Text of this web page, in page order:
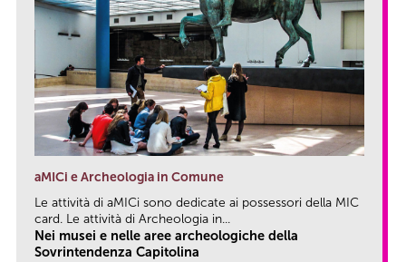
aMICi e Archeologia in Comune
Le attività di aMICi sono dedicate ai possessori della MIC
card. Le attività di Archeologia in...
Nei musei e nelle aree archeologiche della
Sovrintendenza Capitolina